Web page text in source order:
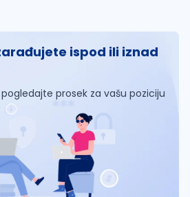
ispod ili iznad
prosek za vašu poziciju